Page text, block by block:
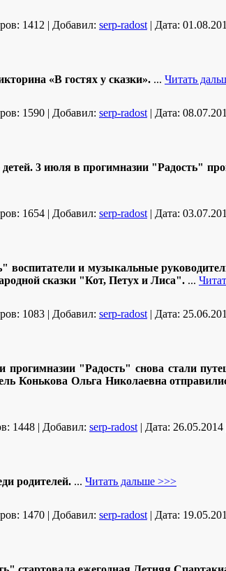
1412 | Добавил: serp-radost | Дата:
«В гостях у сказки». ... Читать
1590 | Добавил: serp-radost | Дата:
3 июля в прогимназии "Радость"
1654 | Добавил: serp-radost | Дата:
воспитатели и музыкальные
сказки "Кот, Петух и Лиса". ...
1083 | Добавил: serp-radost | Дата:
прогимназии "Радость" снова стали
Конькова Ольга Николаевна
1448 | Добавил: serp-radost | Дата: 26.05.2014
родителей. ... Читать дальше >>>
1470 | Добавил: serp-radost | Дата: